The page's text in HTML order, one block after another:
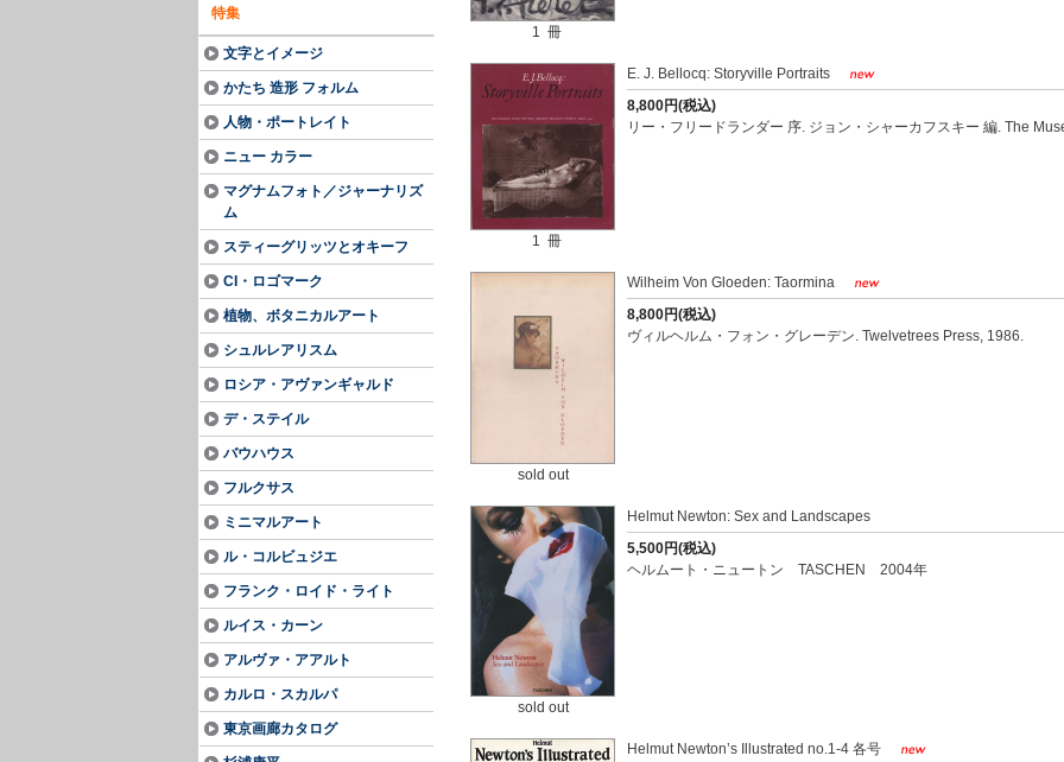
特集
文字とイメージ
かたち 造形 フォルム
人物・ポートレイト
ニュー カラー
マグナムフォト／ジャーナリズ
ム
スティーグリッツとオキーフ
CI・ロゴマーク
植物、ボタニカルアート
シュルレアリスム
ロシア・アヴァンギャルド
デ・ステイル
バウハウス
フルクサス
ミニマルアート
ル・コルビュジエ
フランク・ロイド・ライト
ルイス・カーン
アルヴァ・アアルト
カルロ・スカルパ
東京画廊カタログ
1 冊
1 冊
E. J. Bellocq: Storyville Portraits
8,800円(税込)
リー・フリードランダー 序. ジョン・シャーカフスキー 編. The
sold out
Wilheim Von Gloeden: Taormina
8,800円(税込)
ヴィルヘルム・フォン・グレーデン. Twelvetrees Press, 1986.
sold out
Helmut Newton: Sex and Landscapes
5,500円(税込)
ヘルムート・ニュートン TASCHEN 2004年
Helmut Newton’s Illustrated no.1-4 各号